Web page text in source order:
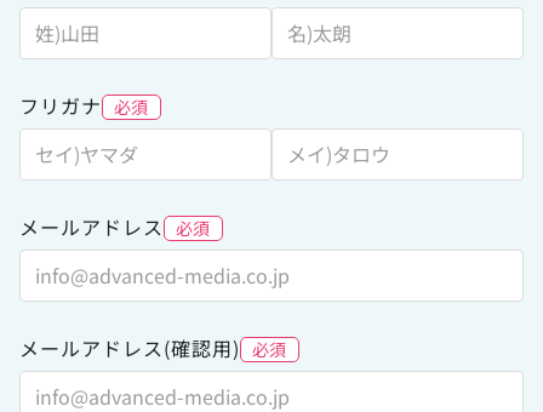
フリガナ 必須
メールアドレス 必須
メールアドレス(確認用) 必須